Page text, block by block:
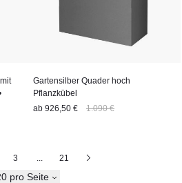
Gartensilber Quader hoch
Pflanzkübel
ab 926,50 € 1.090 €
Seite
3 21
Nächste
pro Seite